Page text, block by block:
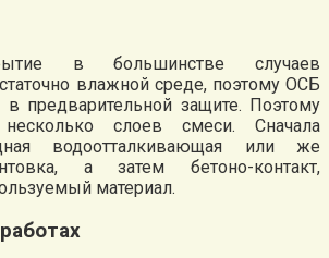
в большинстве случаев
влажной среде, поэтому ОСБ
предварительной защите. Поэтому
слоев смеси. Сначала
водоотталкивающая или же
а затем бетоно-контакт,
материал.